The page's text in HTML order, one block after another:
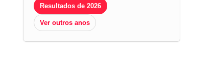
Resultados de 2026
Ver outros anos